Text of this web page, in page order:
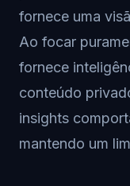
fornece uma
Ao focar
fornece
conteúdo
insights
mantendo um